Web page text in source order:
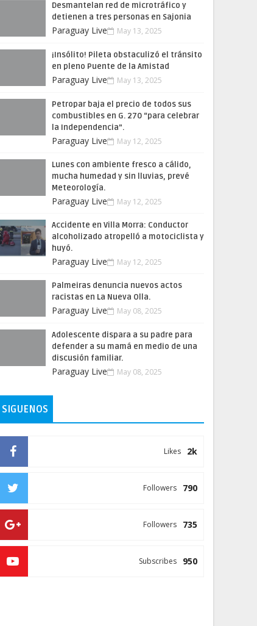
Desmantelan red de microtráfico y
detienen a tres personas en Sajonia
Paraguay Live May 13, 2025
¡Insólito! Pileta obstaculizó el tránsito
en pleno Puente de la Amistad
Paraguay Live May 13, 2025
Petropar baja el precio de todos sus
combustibles en G. 270 “para celebrar
la Independencia”.
Paraguay Live May 12, 2025
Lunes con ambiente fresco a cálido,
mucha humedad y sin lluvias, prevé
Meteorología.
Paraguay Live May 12, 2025
Accidente en Villa Morra: Conductor
alcoholizado atropelló a motociclista y
huyó.
Paraguay Live May 12, 2025
Palmeiras denuncia nuevos actos
racistas en La Nueva Olla.
Paraguay Live May 08, 2025
Adolescente dispara a su padre para
defender a su mamá en medio de una
discusión familiar.
Paraguay Live May 08, 2025
SIGUENOS
2k
Likes
790
Followers
735
Followers
950
Subscribes